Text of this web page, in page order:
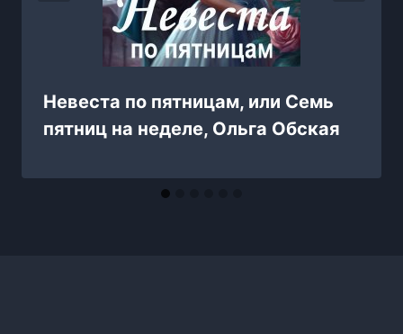
Невеста по пятницам, или Семь
пятниц на неделе, Ольга Обская